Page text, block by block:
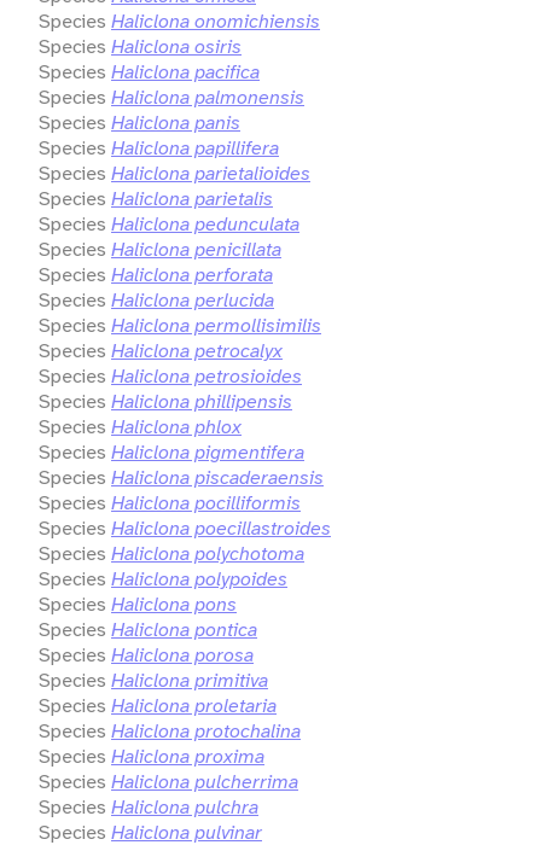
Species Haliclona onomichiensis
Species Haliclona osiris
Species Haliclona pacifica
Species Haliclona palmonensis
Species Haliclona panis
Species Haliclona papillifera
Species Haliclona parietalioides
Species Haliclona parietalis
Species Haliclona pedunculata
Species Haliclona penicillata
Species Haliclona perforata
Species Haliclona perlucida
Species Haliclona permollisimilis
Species Haliclona petrocalyx
Species Haliclona petrosioides
Species Haliclona phillipensis
Species Haliclona phlox
Species Haliclona pigmentifera
Species Haliclona piscaderaensis
Species Haliclona pocilliformis
Species Haliclona poecillastroides
Species Haliclona polychotoma
Species Haliclona polypoides
Species Haliclona pons
Species Haliclona pontica
Species Haliclona porosa
Species Haliclona primitiva
Species Haliclona proletaria
Species Haliclona protochalina
Species Haliclona proxima
Species Haliclona pulcherrima
Species Haliclona pulchra
Species Haliclona pulvinar